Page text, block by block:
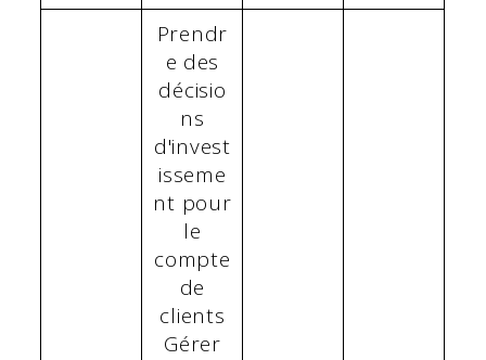
Prendr
e des
décisio
ns
d'invest
isseme
nt pour
le
compte
de
clients
Gérer